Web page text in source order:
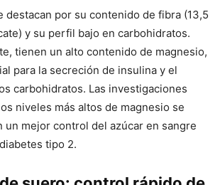
destacan por su contenido de fibra (13,5
y su perfil bajo en carbohidratos.
tienen un alto contenido de magnesio,
para la secreción de insulina y el
carbohidratos. Las investigaciones
niveles más altos de magnesio se
un mejor control del azúcar en sangre
tipo 2.